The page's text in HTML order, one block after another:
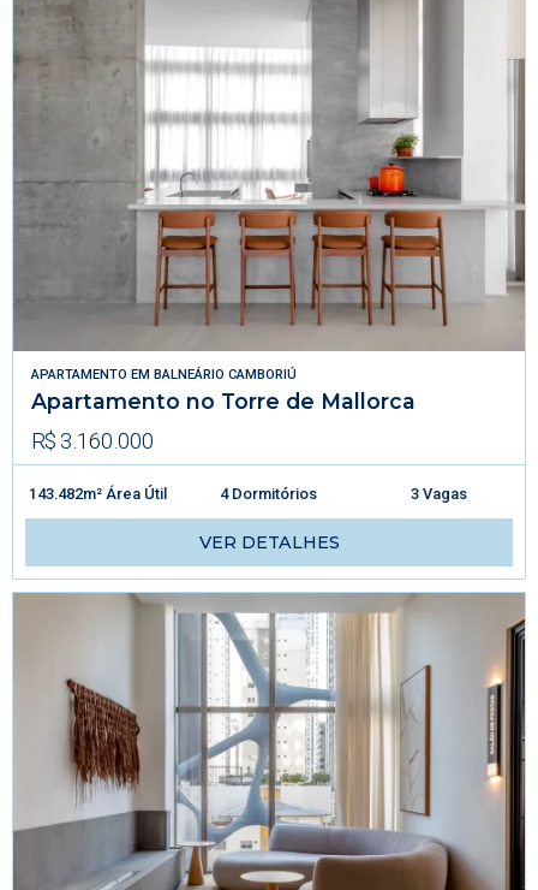
APARTAMENTO EM BALNEÁRIO CAMBORIÚ
Apartamento no Torre de Mallorca
R$ 3.160.000
143.482m² Área Útil 4 Dormitórios 3 Vagas
VER DETALHES